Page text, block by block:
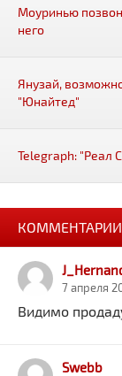
Моуринью
него
Янузай,
"Юнайтед"
Telegraph: "Реал
КОММЕНТАРИИ
7 апреля
Видимо
Swebb